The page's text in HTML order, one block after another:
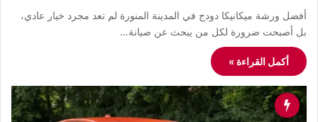
أفضل ورشة ميكانيكا دودج في المدينة المنورة لم تعد مجرد خيار عادي،
بل أصبحت ضرورة لكل من يبحث عن صيانة…
أكمل القراءة »